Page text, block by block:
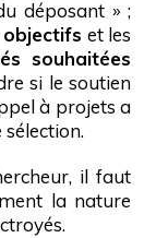
déposant » ;
objectifs et les
souhaitées
si le soutien
à projets a
il faut
la nature